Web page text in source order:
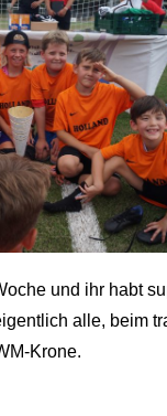
und ihr habt
alle, beim
Krone.